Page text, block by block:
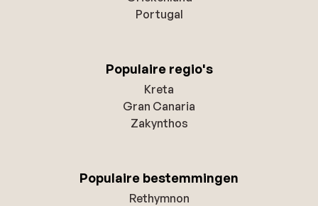
Portugal
Populaire regio's
Kreta
Gran Canaria
Zakynthos
Populaire bestemmingen
Rethymnon